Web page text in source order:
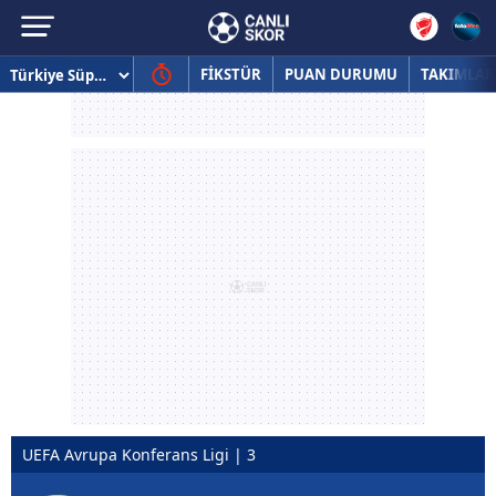
FİKSTÜR PUAN DURUMU TAKIMLAR
UEFA Avrupa Konferans Ligi | 3